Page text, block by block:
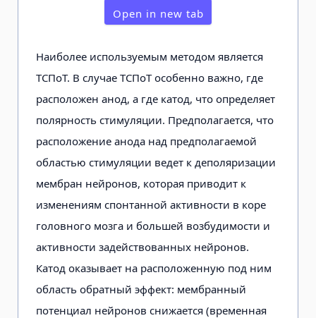
Open in new tab
Наиболее используемым методом является
ТСПоТ. В случае ТСПоТ особенно важно, где
расположен анод, а где катод, что определяет
полярность стимуляции. Предполагается, что
расположение анода над предполагаемой
областью стимуляции ведет к деполяризации
мембран нейронов, которая приводит к
изменениям спонтанной активности в коре
головного мозга и большей возбудимости и
активности задействованных нейронов.
Катод оказывает на расположенную под ним
область обратный эффект: мембранный
потенциал нейронов снижается (временная